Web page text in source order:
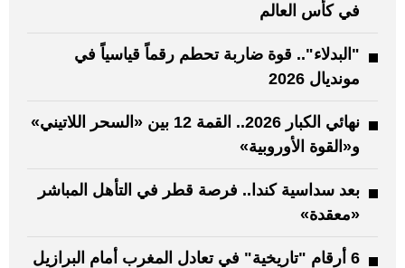
في كأس العالم
"البدلاء".. قوة ضاربة تحطم رقماً قياسياً في
مونديال 2026
نهائي الكبار 2026.. القمة 12 بين «السحر اللاتيني»
و«القوة الأوروبية»
بعد سداسية كندا.. فرصة قطر في التأهل المباشر
«معقدة»
6 أرقام "تاريخية" في تعادل المغرب أمام البرازيل